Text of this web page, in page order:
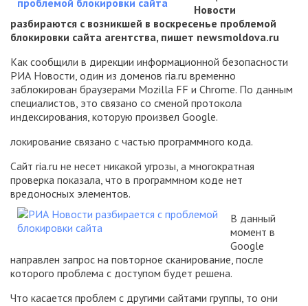
Новости
разбираются с возникшей в воскресенье проблемой
блокировки сайта агентства, пишет newsmoldova.ru
Как сообщили в дирекции информационной безопасности
РИА Новости, один из доменов ria.ru временно
заблокирован браузерами Mozilla FF и Chrome. По данным
специалистов, это связано со сменой протокола
индексирования, которую произвел Google.
локирование связано с частью программного кода.
Сайт ria.ru не несет никакой угрозы, а многократная
проверка показала, что в программном коде нет
вредоносных элементов.
В данный
момент в
Google
направлен запрос на повторное сканирование, после
которого проблема с доступом будет решена.
Что касается проблем с другими сайтами группы, то они